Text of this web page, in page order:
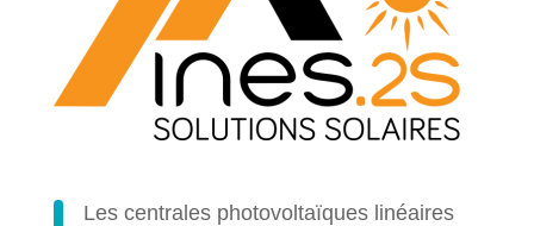
Les centrales photovoltaïques linéaires